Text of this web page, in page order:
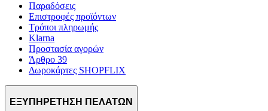
Παραδόσεις
Επιστροφές προϊόντων
Τρόποι πληρωμής
Klarna
Προστασία αγορών
Άρθρο 39
Δωροκάρτες SHOPFLIX
ΕΞΥΠΗΡΕΤΗΣΗ ΠΕΛΑΤΩΝ